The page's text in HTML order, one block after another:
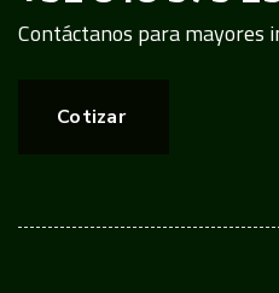
Contáctanos para mayores
Cotizar